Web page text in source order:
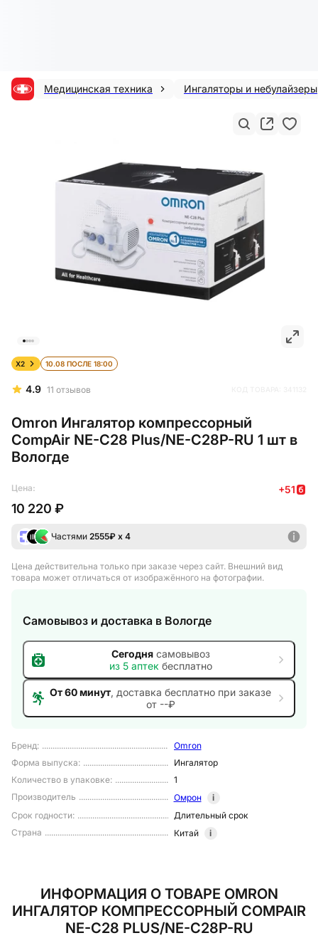
Медицинская техника Ингаляторы и небулайзеры
4.9 11 отзывов
Omron Ингалятор компрессорный
CompAir NE-C28 Plus/NE-C28P-RU 1 шт в
Вологде
X2 10.08 ПОСЛЕ 18:00
Бренд:
Omron
Форма выпуска:
Ингалятор
Количество в упаковке:
1
Производитель
Омрон
i
Срок годности:
Длительный срок
Страна
Китай i
Цена: +51
10 220 ₽
Частями 2555₽ х 4
Цена действительна только при заказе через сайт. Внешний вид
товара может отличаться от изображённого на фотографии.
Самовывоз и доставка в Вологде
Сегоднясамовывоз
из 5 аптек бесплатно
От 60 минут, доставка бесплатно при заказе
от --₽
ИНФОРМАЦИЯ О ТОВАРЕ OMRON
ИНГАЛЯТОР КОМПРЕССОРНЫЙ COMPAIR
NE-C28 PLUS/NE-C28P-RU